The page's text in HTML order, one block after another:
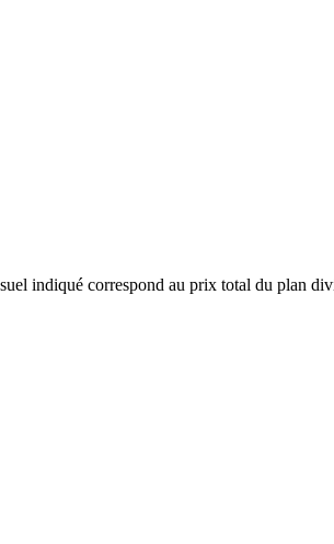
indiqué correspond au prix total du plan